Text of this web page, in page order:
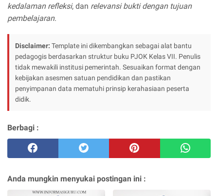
kedalaman refleksi, dan relevansi bukti dengan tujuan
pembelajaran.
Disclaimer: Template ini dikembangkan sebagai alat bantu
pedagogis berdasarkan struktur buku PJOK Kelas VII. Penulis
tidak mewakili institusi pemerintah. Sesuaikan format dengan
kebijakan asesmen satuan pendidikan dan pastikan
penyimpanan data mematuhi prinsip kerahasiaan peserta
didik.
Berbagi :
Anda mungkin menyukai postingan ini :